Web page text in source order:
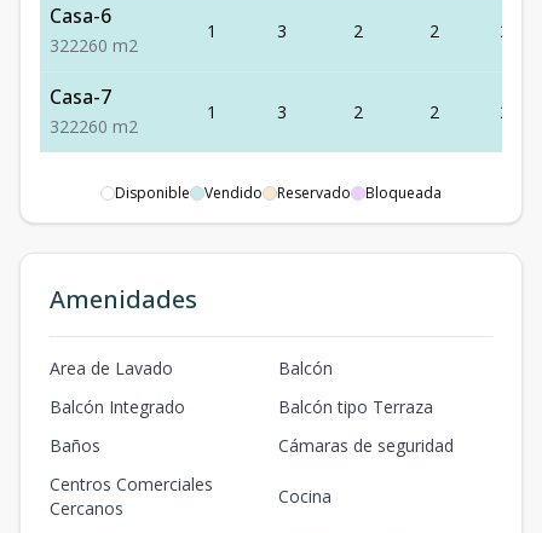
Casa-6
322260 m2
1 3 2 2 260
Casa-7
322260 m2
1 3 2 2 260
Disponible Vendido Reservado Bloqueada
Amenidades
Area de Lavado
Balcón
Balcón Integrado
Balcón tipo Terraza
Baños
Cámaras de seguridad
Centros Comerciales
Cercanos
Cocina